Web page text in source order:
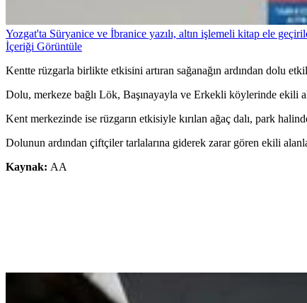
Yozgat'ta Süryanice ve İbranice yazılı, altın işlemeli kitap ele
İçeriği Görüntüle
Kentte rüzgarla birlikte etkisini artıran sağanağın ardından dolu
Dolu, merkeze bağlı Lök, Başınayayla ve Erkekli köylerinde ekili
Kent merkezinde ise rüzgarın etkisiyle kırılan ağaç dalı, park
Dolunun ardından çiftçiler tarlalarına giderek zarar gören ekili
Kaynak: AA